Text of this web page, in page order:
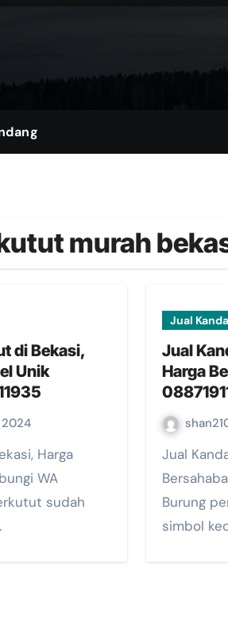
murah
di Bekasi,
Unik
WA
sudah
Jual
Jual
Harga
Jual Kandang Perkutut Bekasi, Harga
Burung
simbol